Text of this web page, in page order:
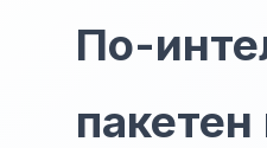
По-
пакетен